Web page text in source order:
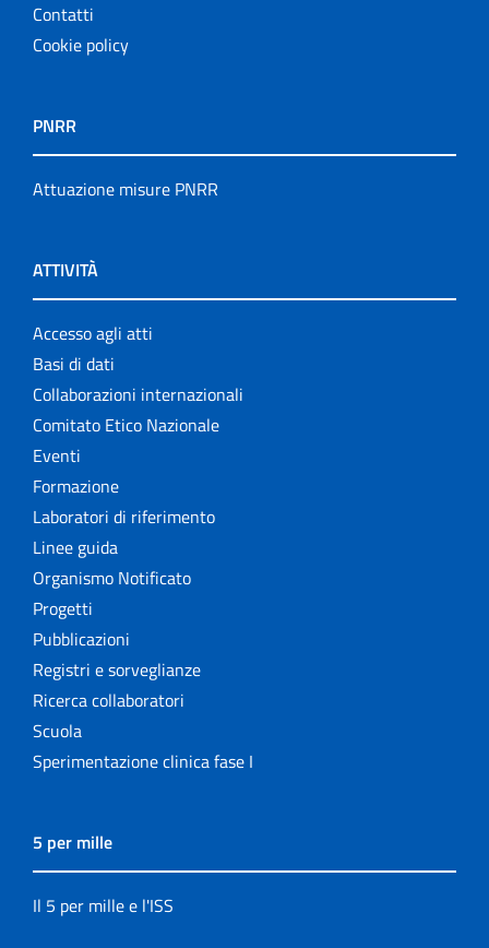
Contatti
Cookie policy
PNRR
Attuazione misure PNRR
ATTIVITÀ
Accesso agli atti
Basi di dati
Collaborazioni internazionali
Comitato Etico Nazionale
Eventi
Formazione
Laboratori di riferimento
Linee guida
Organismo Notificato
Progetti
Pubblicazioni
Registri e sorveglianze
Ricerca collaboratori
Scuola
Sperimentazione clinica fase I
5 per mille
Il 5 per mille e l'ISS